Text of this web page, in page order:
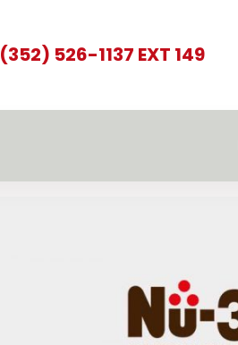
(352) 526-1137 EXT 149